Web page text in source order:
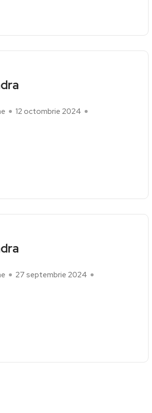
12 octombrie 2024
27 septembrie 2024